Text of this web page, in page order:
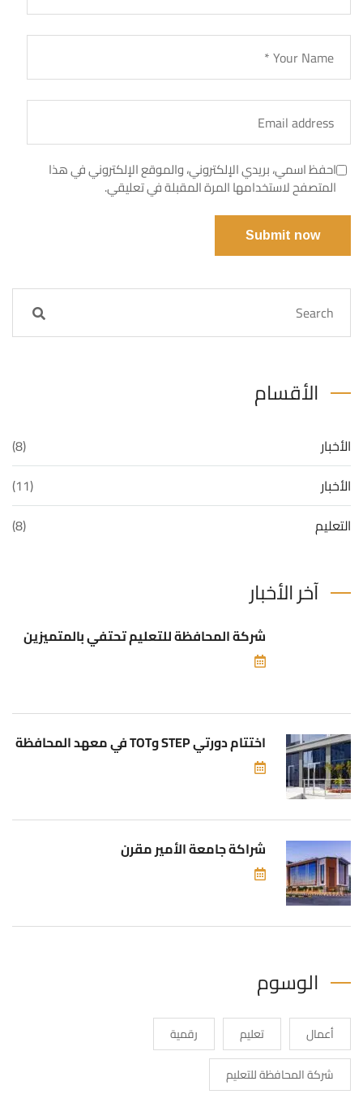
احفظ اسمي، بريدي الإلكتروني، والموقع الإلكتروني في هذا
المتصفح لاستخدامها المرة المقبلة في تعليقي.
Submit now
الأقسام
الأخبار
(8)
الأخبار
(11)
التعليم
(8)
آخر الأخبار
شركة المحافظة للتعليم تحتفي بالمتميزين
اختتام دورتي STEP وTOT في معهد المحافظة
شراكة جامعة الأمير مقرن
الوسوم
أعمال تعليم
رقمية
شركة المحافظة للتعليم